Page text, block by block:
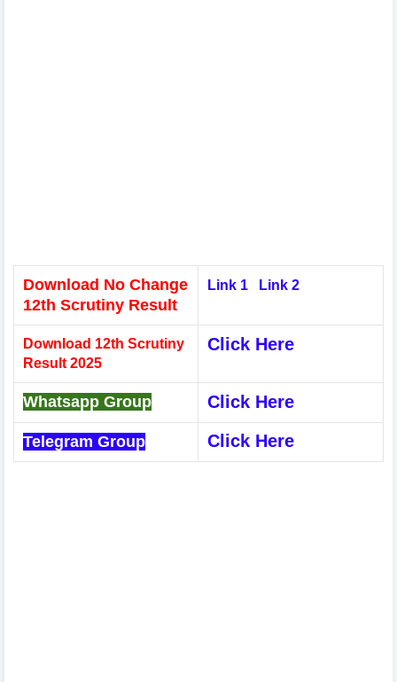
Download No Change
12th Scrutiny Result
Link 1 Link 2
Download 12th Scrutiny
Result 2025
Click Here
Whatsapp Group Click Here
Telegram Group Click Here